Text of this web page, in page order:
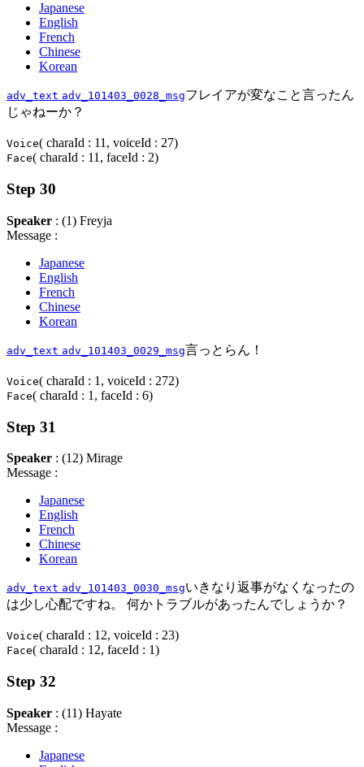
Japanese
English
French
Chinese
Korean
adv_text adv_101403_0028_msgフレイアが変なこと言ったん
じゃねーか？
Voice( charaId : 11, voiceId : 27)
Face( charaId : 11, faceId : 2)
Step 30
Speaker : (1) Freyja
Message :
Japanese
English
French
Chinese
Korean
adv_text adv_101403_0029_msg言っとらん！
Voice( charaId : 1, voiceId : 272)
Face( charaId : 1, faceId : 6)
Step 31
Speaker : (12) Mirage
Message :
Japanese
English
French
Chinese
Korean
adv_text adv_101403_0030_msgいきなり返事がなくなったの
は少し心配ですね。 何かトラブルがあったんでしょうか？
Voice( charaId : 12, voiceId : 23)
Face( charaId : 12, faceId : 1)
Step 32
Speaker : (11) Hayate
Message :
Japanese